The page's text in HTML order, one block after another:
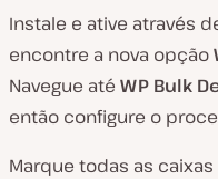
Instale e ative através
encontre a nova opção
Navegue até WP Bulk
então configure o
Marque todas as